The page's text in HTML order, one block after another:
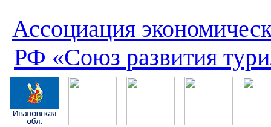
Ассоциация
РФ «Союз развития